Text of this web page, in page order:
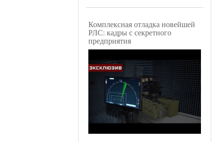
Комплексная отладка новейшей
РЛС: кадры с секретного
предприятия